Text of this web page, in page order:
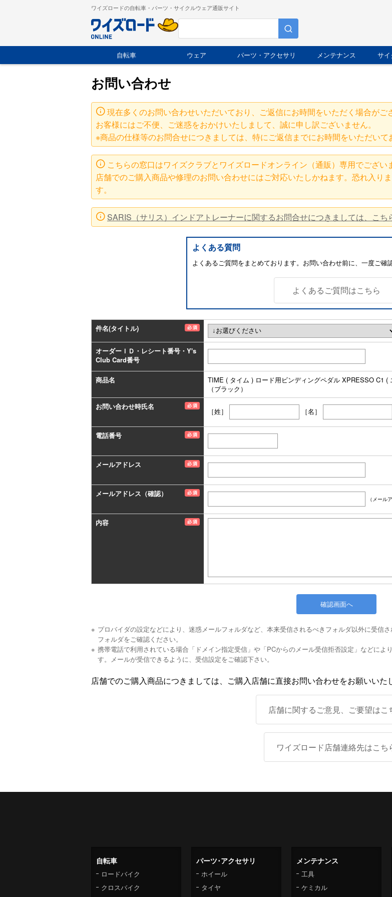
ワイズロードの自転車・パーツ・サイクルウェア通販サイト
自転車 ウェア パーツ・アクセサリ メンテナンス サ
お問い合わせ
現在多くのお問い合わせいただいており、ご返信にお時間をいただく場合がご
お客様にはご不便、ご迷惑をおかけいたしまして、誠に申し訳ございません。
※商品の仕様等のお問合せにつきましては、特にご返信までにお時間をいただいて
こちらの窓口はワイズクラブとワイズロードオンライン（通販）専用でござい
店舗でのご購入商品や修理のお問い合わせにはご対応いたしかねます。恐れ入り
す。
SARIS（サリス）インドアトレーナーに関するお問合せにつきましては、こち
よくある質問
よくあるご質問をまとめております。お問い合わせ前に、一度ご確
よくあるご質問はこちら
件名(タイトル)
オーダーＩＤ・レシート番号・Y's
Club Card番号
商品名
TIME ( タイム ) ロード用ビンディングペダル XPRESSO C1 (
（ブラック）
お問い合わせ時氏名
［姓］ ［名］
電話番号
メールアドレス
メールアドレス（確認）
（メール
内容
プロバイダの設定などにより、迷惑メールフォルダなど、本来受信されるべきフォルダ以外に受信
フォルダをご確認ください。
携帯電話で利用されている場合「ドメイン指定受信」や「PCからのメール受信拒否設定」などによ
す。メールが受信できるように、受信設定をご確認下さい。
店舗でのご購入商品につきましては、ご購入店舗に直接お問い合わせをお願いいた
店舗に関するご意見、ご要望はこ
ワイズロード店舗連絡先はこち
自転車
ロードバイク
クロスバイク
パーツ･アクセサリ
ホイール
タイヤ
メンテナンス
工具
ケミカル